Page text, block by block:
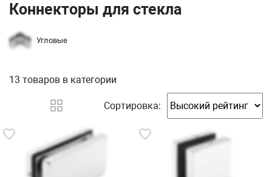
Коннекторы для стекла
Угловые
13 товаров в категории
Сортировка: